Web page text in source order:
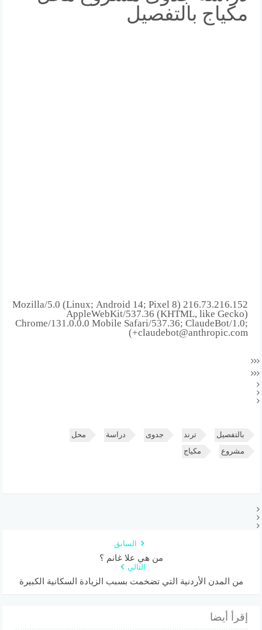
مكياج بالتفصيل
216.73.216.152 Mozilla/5.0 (Linux; Android 14; Pixel 8)
AppleWebKit/537.36 (KHTML, like Gecko)
Chrome/131.0.0.0 Mobile Safari/537.36; ClaudeBot/1.0;
+claudebot@anthropic.com)
بالتفصيل ترند جدوى دراسة محل
مشروع مكياج
السابق
من هي علا غانم ؟
التالي
من المدن الأردنية التي تضخمت بسبب الزيادة السكانية الكبيرة
إقرأ أيضا